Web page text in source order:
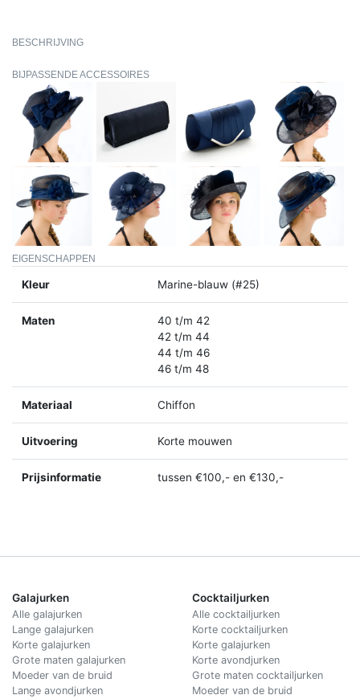
BESCHRIJVING
BIJPASSENDE ACCESSOIRES
EIGENSCHAPPEN
Kleur Marine-blauw (#25)
Maten
40 t/m 42
42 t/m 44
44 t/m 46
46 t/m 48
Materiaal Chiffon
Uitvoering Korte mouwen
Prijsinformatie tussen €100,- en €130,-
Galajurken
Alle galajurken
Lange galajurken
Korte galajurken
Grote maten galajurken
Moeder van de bruid
Lange avondjurken
Cocktailjurken
Alle cocktailjurken
Korte cocktailjurken
Korte galajurken
Korte avondjurken
Grote maten cocktailjurken
Moeder van de bruid